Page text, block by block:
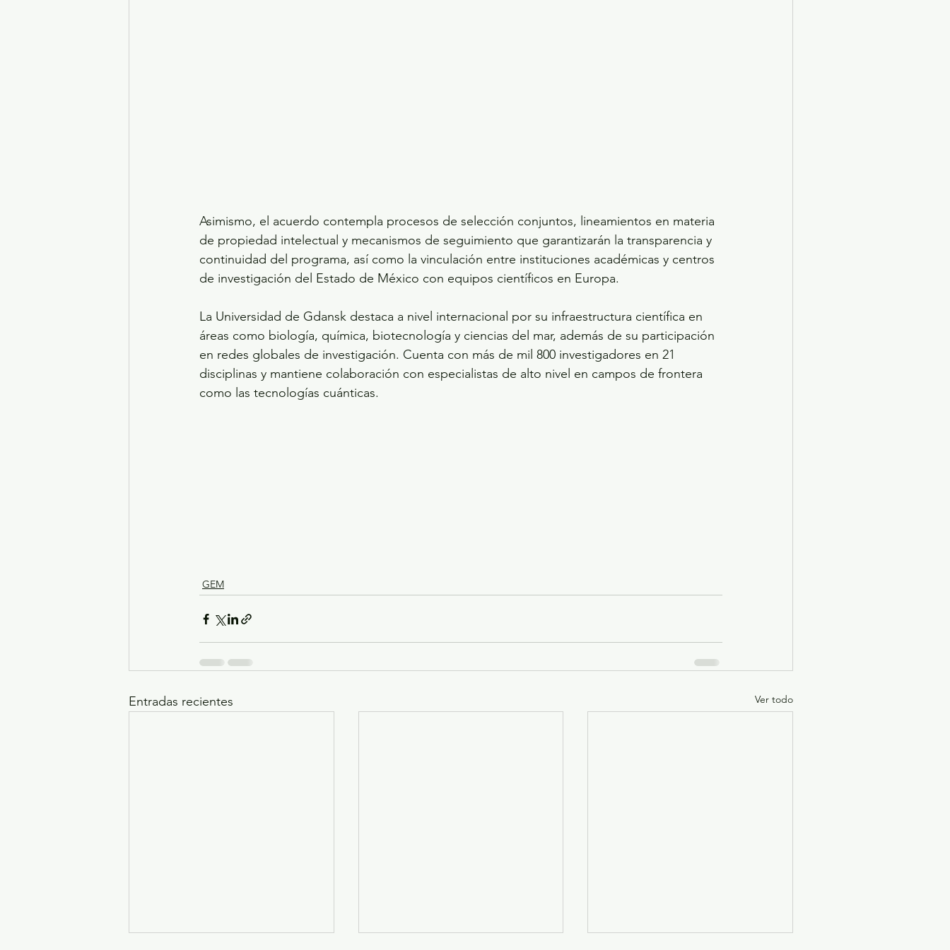
Asimismo, el acuerdo contempla procesos de selección conjuntos, lineamientos en materia
de propiedad intelectual y mecanismos de seguimiento que garantizarán la transparencia y
continuidad del programa, así como la vinculación entre instituciones académicas y centros
de investigación del Estado de México con equipos científicos en Europa.
La Universidad de Gdansk destaca a nivel internacional por su infraestructura científica en
áreas como biología, química, biotecnología y ciencias del mar, además de su participación
en redes globales de investigación. Cuenta con más de mil 800 investigadores en 21
disciplinas y mantiene colaboración con especialistas de alto nivel en campos de frontera
como las tecnologías cuánticas.
GEM
Entradas recientes Ver todo